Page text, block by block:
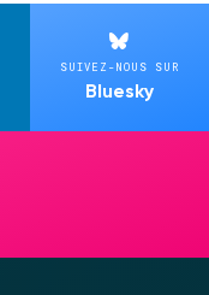
SUIVEZ-NOUS SUR
Bluesky